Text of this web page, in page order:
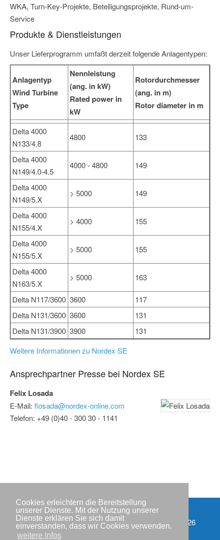
Cookies erleichtern die Bereitstellung
unserer Dienste. Mit der Nutzung unserer
Dienste erklären Sie sich damit
einverstanden, dass wir Cookies verwenden.
weitere Infos
WKA, Turn-Key-Projekte, Beteiligungsprojekte, Rund-um-
Service
Produkte & Dienstleistungen
Unser Lieferprogramm umfaßt derzeit folgende Anlagentypen:
Anlagentyp
Wind Turbine
Type
Nennleistung
(ang. in kW)
Rated power in
kW
Rotordurchmesser
(ang. in m)
Rotor diameter in m
Delta 4000
N133/4.8
4800 133
Delta 4000
N149/4.0-4.5
4000 - 4800 149
Delta 4000
N149/5.X
> 5000 149
Delta 4000
N155/4.X
> 4000 155
Delta 4000
N155/5.X
> 5000 155
Delta 4000
N163/5.X
> 5000 163
Delta N117/3600 3600
117
Delta N131/3600 3600
131
Delta N131/3900 3900
131
Weitere Informationen zu Nordex SE
Ansprechpartner Presse bei Nordex SE
Felix Losada
E-Mail: flosada@nordex-online.com
Telefon: +49 (0)40 - 300 30 - 1141
Partner
Impressum
Copyright © IWR 2026